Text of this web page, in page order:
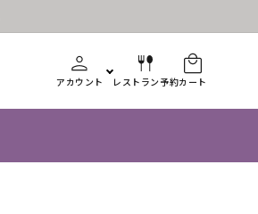
アカウント レストラン予約カート